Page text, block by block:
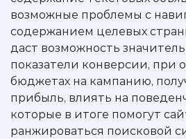
возможные проблемы с
содержанием целевых
даст возможность
показатели конверсии, при
бюджетах на кампанию,
прибыль, влиять на
которые в итоге помогут
ранжироваться поисковой